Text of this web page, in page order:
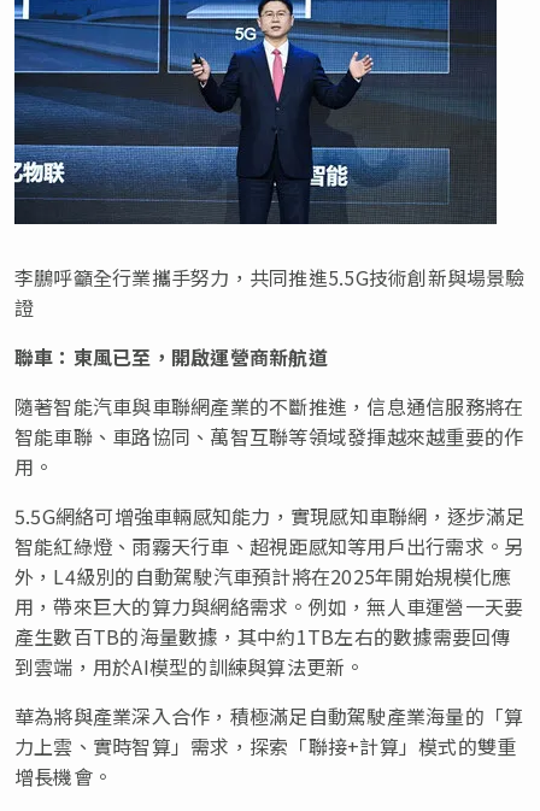
李鵬呼籲全行業攜手努力，共同推進5.5G技術創新與場景驗
證
聯車：東風已至，開啟運營商新航道
隨著智能汽車與車聯網產業的不斷推進，信息通信服務將在
智能車聯、車路協同、萬智互聯等領域發揮越來越重要的作
用。
5.5G網絡可增強車輛感知能力，實現感知車聯網，逐步滿足
智能紅綠燈、雨霧天行車、超視距感知等用戶出行需求。另
外，L4級別的自動駕駛汽車預計將在2025年開始規模化應
用，帶來巨大的算力與網絡需求。例如，無人車運營一天要
產生數百TB的海量數據，其中約1TB左右的數據需要回傳
到雲端，用於AI模型的訓練與算法更新。
華為將與產業深入合作，積極滿足自動駕駛產業海量的 「算
力上雲、實時智算」 需求，探索 「聯接+計算」模式的雙重
增長機會。